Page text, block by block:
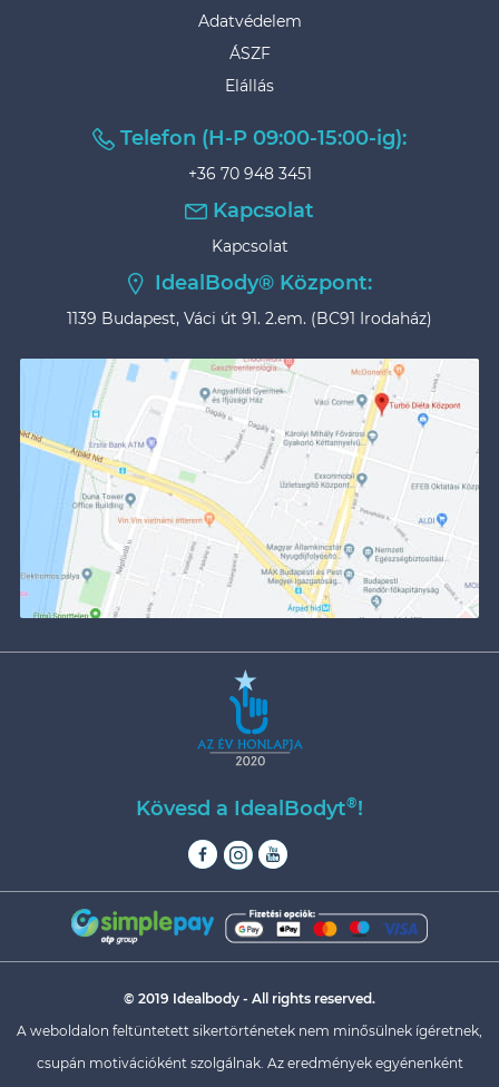
Adatvédelem
ÁSZF
Elállás
Telefon (H-P 09:00-15:00-ig):
+36 70 948 3451
Kapcsolat
Kapcsolat
IdealBody® Központ:
1139 Budapest, Váci út 91. 2.em. (BC91 Irodaház)
Kövesd a IdealBodyt®!
© 2019 Idealbody - All rights reserved.
A weboldalon feltüntetett sikertörténetek nem minősülnek ígéretnek,
csupán motivációként szolgálnak. Az eredmények egyénenként